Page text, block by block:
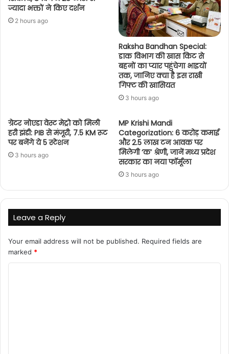
ज्यादा भक्तों ने किए दर्शन
2 hours ago
Raksha Bandhan Special:
डाक विभाग की खास किट से
बहनों का प्यार पहुंचेगा भाइयों
तक, जानिए क्या है इस राखी
गिफ्ट की खासियत
3 hours ago
ग्रेटर नोएडा वेस्ट मेट्रो को मिली
हरी झंडी: PIB से मंजूरी, 7.5 KM रूट
पर बनेंगे ये 5 स्टेशन
3 hours ago
MP Krishi Mandi
Categorization: 6 करोड़ कमाई
और 2.5 लाख टन आवक पर
मिलेगी ‘क’ श्रेणी, जानें मध्य प्रदेश
सरकार का नया फॉर्मूला
3 hours ago
Leave a Reply
Your email address will not be published. Required fields are
marked *